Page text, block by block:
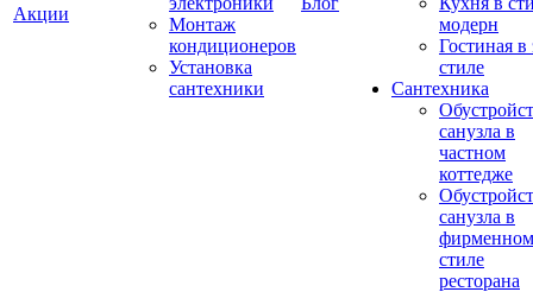
Акции
Монтаж
кондиционеров
Установка
сантехники
модерн
Гостиная в
стиле
Сантехника
санузла в
частном
коттедже
санузла в
фирменном
стиле
ресторана